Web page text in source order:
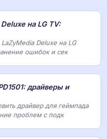
на LG TV:
Deluxe на LG
ошибок и сек
драйверы и
драйвер для геймпада
проблем с подк